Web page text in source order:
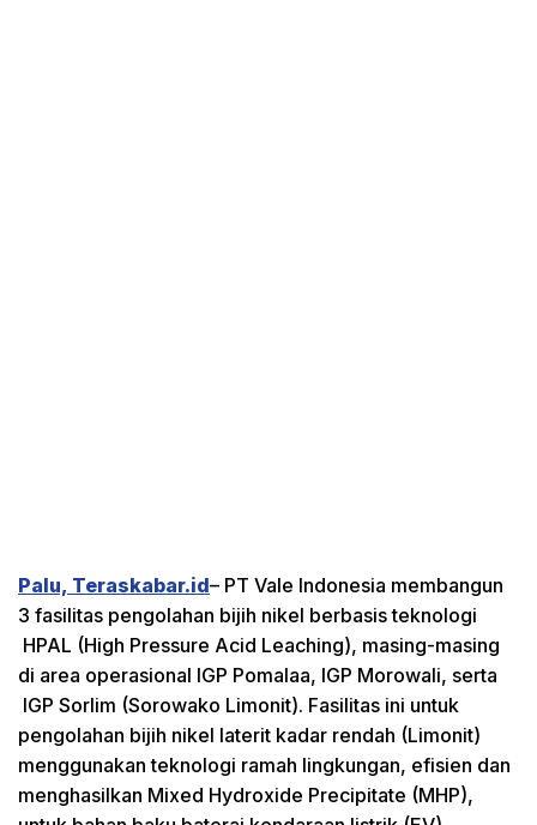
Palu, Teraskabar.id– PT Vale Indonesia membangun
3 fasilitas pengolahan bijih nikel berbasis teknologi
HPAL (High Pressure Acid Leaching), masing-masing
di area operasional IGP Pomalaa, IGP Morowali, serta
IGP Sorlim (Sorowako Limonit). Fasilitas ini untuk
pengolahan bijih nikel laterit kadar rendah (Limonit)
menggunakan teknologi ramah lingkungan, efisien dan
menghasilkan Mixed Hydroxide Precipitate (MHP),